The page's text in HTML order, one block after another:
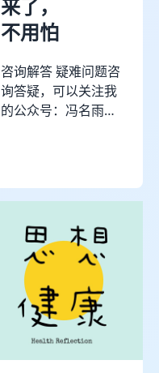
你最燃眉的健康问
题，聊你不知道的专
学」不止写在学术文
献、复杂的名词和医
生的处方笺里，它同
所」等你来听~
来了，
不用怕
咨询解答 疑难问题咨
询答疑，可以关注我
的公众号：冯名雨艾
得。） 为什么起笔
毛，从延安战略性撤
退时，很多战士不理
解，所以毛就给自己
取了个笔名：李德胜
（寓意：离得胜）。
本人生于中医世家，
自己从小身体较弱，
也受外祖父的熏陶对